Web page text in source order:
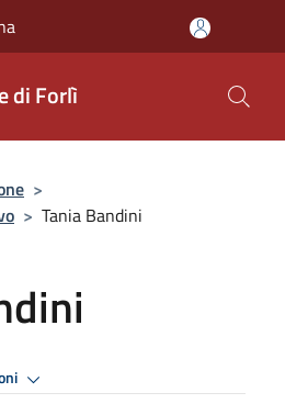
di Forlì
>
> Tania Bandini